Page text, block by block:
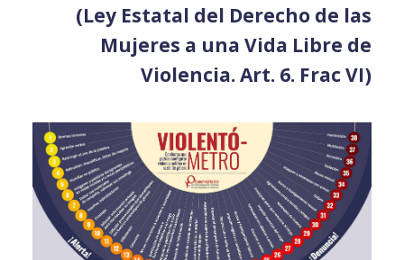
(Ley Estatal del Derecho de las
Mujeres a una Vida Libre de
Violencia. Art. 6. Frac VI)